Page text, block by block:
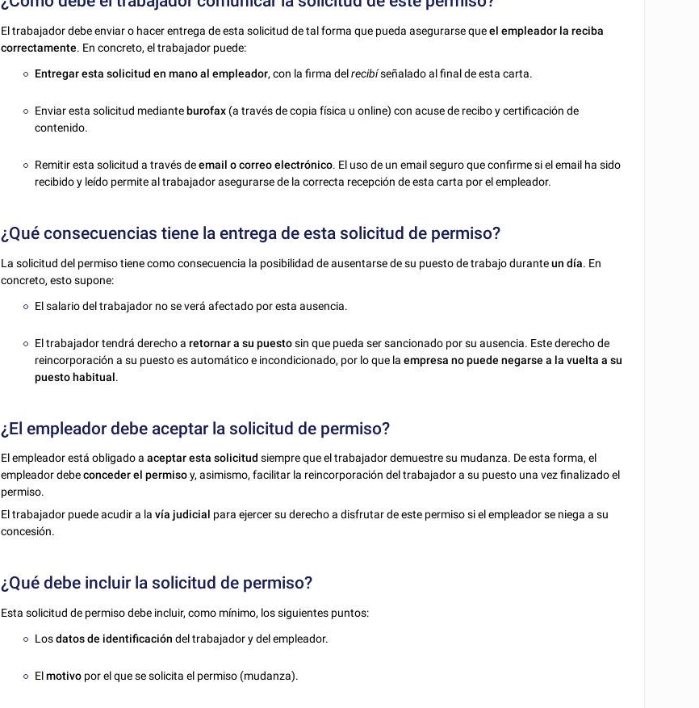
El trabajador debe enviar o hacer entrega de esta solicitud de tal forma que pueda asegurarse queel empleador la reciba
correctamente. En concreto, el trabajador puede:
Entregar esta solicitud en mano al empleador, con la firma delrecibíseñalado al final de esta carta.
Enviar esta solicitud mediante burofax (a través de copia física u online) con acuse de recibo y certificación de
contenido.
Remitir esta solicitud a través deemail o correo electrónico. El uso de un email seguro que confirme si el email ha sido
recibido y leído permite al trabajador asegurarse de la correcta recepción de esta carta por el empleador.
¿Qué consecuencias tiene la entrega de esta solicitud de permiso?
La solicitud del permiso tiene como consecuencia la posibilidad de ausentarse de su puesto de trabajo duranteun día. En
concreto, esto supone:
El salario del trabajador no se verá afectado por esta ausencia.
El trabajador tendrá derecho aretornar a su puestosin que pueda ser sancionado por su ausencia. Este derecho de
reincorporación a su puesto es automático e incondicionado, por lo que laempresa no puede negarse a la vuelta a su
puesto habitual.
¿El empleador debe aceptar la solicitud de permiso?
El empleador está obligado aaceptar esta solicitud siempre que el trabajador demuestre su mudanza. De esta forma, el
empleador debeconceder el permisoy, asimismo, facilitar la reincorporación del trabajador a su puesto una vez finalizado el
permiso.
El trabajador puede acudir a la vía judicial para ejercer su derecho a disfrutar de este permiso si el empleador se niega a su
concesión.
¿Qué debe incluir la solicitud de permiso?
Esta solicitud de permiso debe incluir, como mínimo, los siguientes puntos:
Losdatos de identificación del trabajador y del empleador.
Elmotivo por el que se solicita el permiso (mudanza).